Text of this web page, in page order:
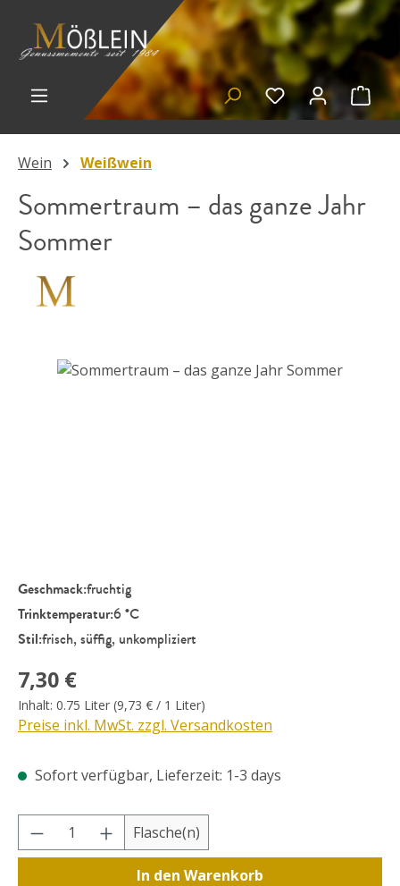
Zum Hauptinhalt springen
Du hast 0
Wein Weißwein
Sommertraum – das ganze Jahr
Sommer
Bildergalerie überspringen
Geschmack:fruchtig
Trinktemperatur:6 °C
Stil:frisch, süffig, unkompliziert
Regulärer Preis:
7,30 €
Inhalt: 0.75 Liter (9,73 € / 1 Liter)
Preise inkl. MwSt. zzgl. Versandkosten
Sofort verfügbar, Lieferzeit: 1-3 days
Produkt Anzahl: Gib den gewünschten
Flasche(n)
In den Warenkorb